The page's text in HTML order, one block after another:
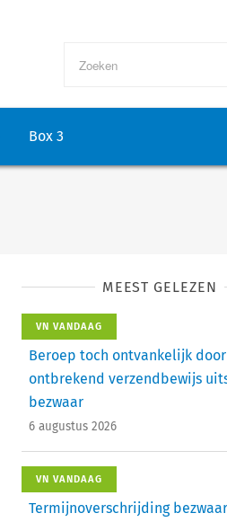
Box 3
MEEST GELEZEN
VN VANDAAG
Beroep toch ontvankelijk door
ontbrekend verzendbewijs
bezwaar
6 augustus 2026
VN VANDAAG
Termijnoverschrijding